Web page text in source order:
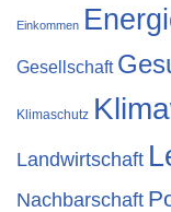
Einkommen
Gesellschaft
Klimaschutz
Landwirtschaft
Nachbarschaft